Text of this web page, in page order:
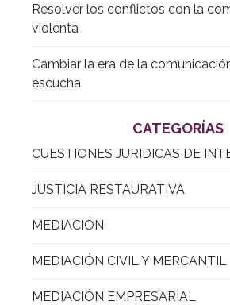
Resolver los conflictos con la
violenta
Cambiar la era de la
escucha
CATEGORÍAS
CUESTIONES JURIDICAS DE
JUSTICIA RESTAURATIVA
MEDIACIÓN
MEDIACIÓN CIVIL Y MERCANTIL
MEDIACIÓN EMPRESARIAL